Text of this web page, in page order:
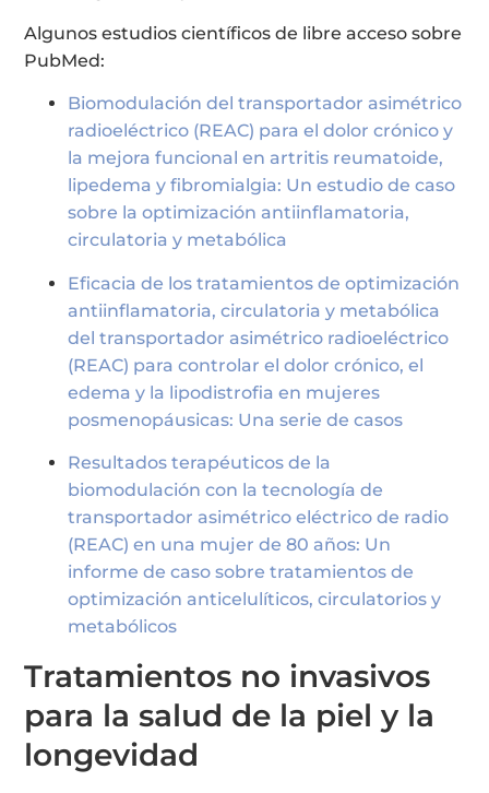
Algunos estudios científicos de libre acceso sobre
PubMed:
Biomodulación del transportador asimétrico
radioeléctrico (REAC) para el dolor crónico y
la mejora funcional en artritis reumatoide,
lipedema y fibromialgia: Un estudio de caso
sobre la optimización antiinflamatoria,
circulatoria y metabólica
Eficacia de los tratamientos de optimización
antiinflamatoria, circulatoria y metabólica
del transportador asimétrico radioeléctrico
(REAC) para controlar el dolor crónico, el
edema y la lipodistrofia en mujeres
posmenopáusicas: Una serie de casos
Resultados terapéuticos de la
biomodulación con la tecnología de
transportador asimétrico eléctrico de radio
(REAC) en una mujer de 80 años: Un
informe de caso sobre tratamientos de
optimización anticelulíticos, circulatorios y
metabólicos
Tratamientos no invasivos
para la salud de la piel y la
longevidad